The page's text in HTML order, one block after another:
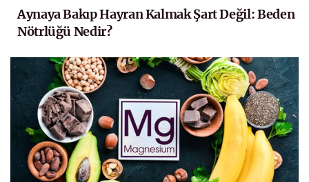
Aynaya Bakıp Hayran Kalmak Şart Değil: Beden
Nötrlüğü Nedir?